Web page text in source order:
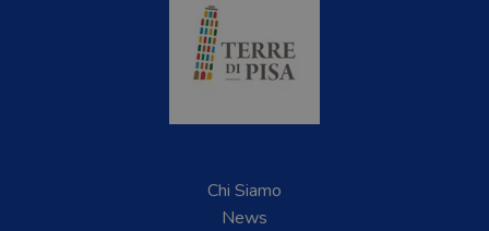
Chi Siamo
News